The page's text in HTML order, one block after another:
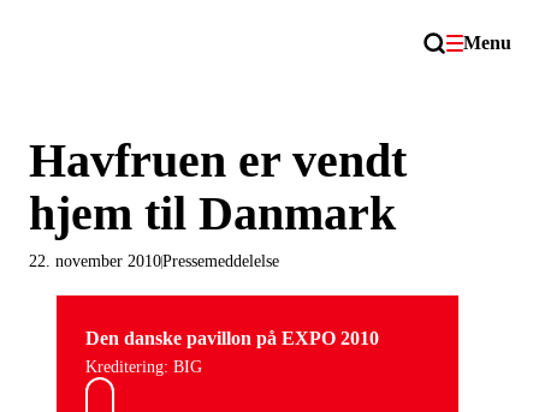
Menu
Havfruen er vendt
hjem til Danmark
Pressemeddelelse
22. november 2010
Den danske pavillon på EXPO 2010
Kreditering: BIG